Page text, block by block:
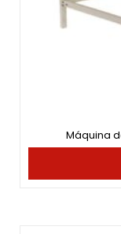
Máquina